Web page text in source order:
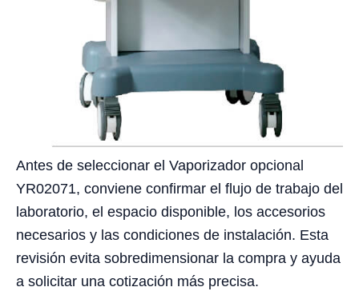
Antes de seleccionar el Vaporizador opcional
YR02071, conviene confirmar el flujo de trabajo del
laboratorio, el espacio disponible, los accesorios
necesarios y las condiciones de instalación. Esta
revisión evita sobredimensionar la compra y ayuda
a solicitar una cotización más precisa.